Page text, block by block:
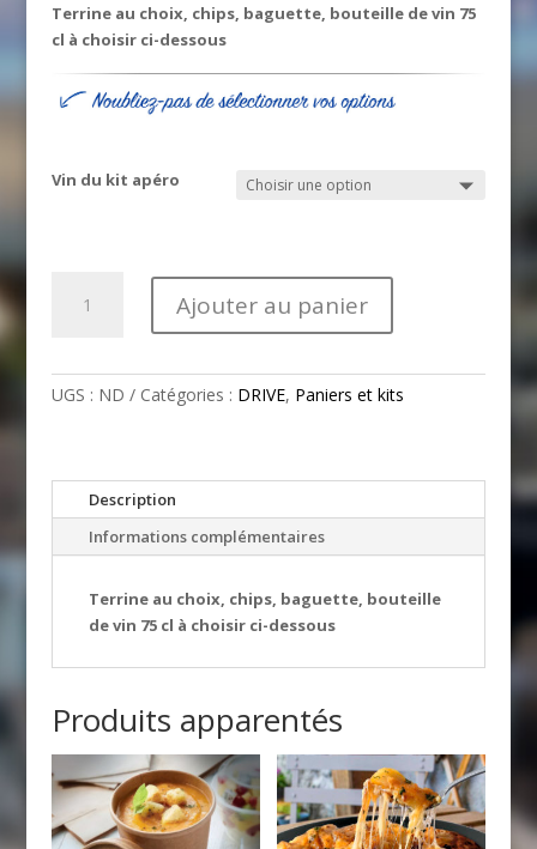
Terrine au choix, chips, baguette, bouteille de vin 75
cl à choisir ci-dessous
Vin du kit apéro
Ajouter au panier
UGS : ND Catégories : DRIVE, Paniers et kits
Description
Informations complémentaires
Terrine au choix, chips, baguette, bouteille
de vin 75 cl à choisir ci-dessous
Produits apparentés